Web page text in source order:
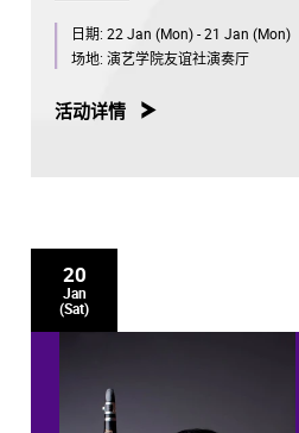
日期: 22 Jan (Mon) - 21 Jan (Mon)
场地: 演艺学院友谊社演奏厅
活动详情
20
Jan
(Sat)